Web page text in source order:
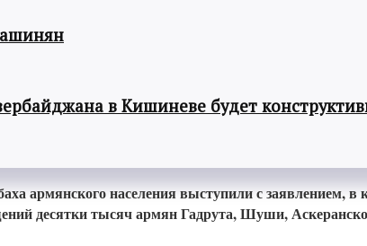
в Кишиневе будет
армянского населения выступили с заявлением, в
десятки тысяч армян Гадрута, Шуши,